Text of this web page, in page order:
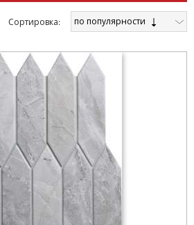
Cортировка: по популярности